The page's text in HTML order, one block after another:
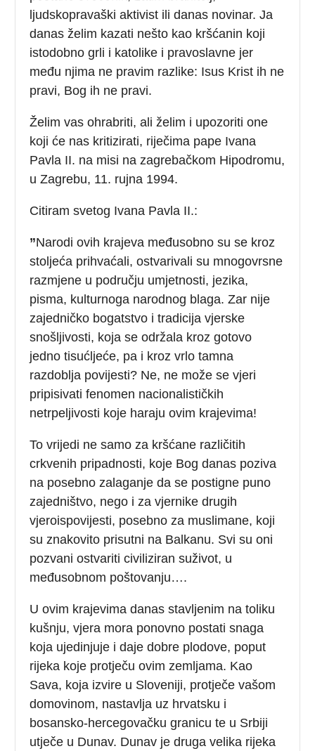
ljudskopravaški aktivist ili danas novinar. Ja
danas želim kazati nešto kao kršćanin koji
istodobno grli i katolike i pravoslavne jer
među njima ne pravim razlike: Isus Krist ih ne
pravi, Bog ih ne pravi.
Želim vas ohrabriti, ali želim i upozoriti one
koji će nas kritizirati, riječima pape Ivana
Pavla II. na misi na zagrebačkom Hipodromu,
u Zagrebu, 11. rujna 1994.
Citiram svetog Ivana Pavla II.:
”Narodi ovih krajeva međusobno su se kroz
stoljeća prihvaćali, ostvarivali su mnogovrsne
razmjene u području umjetnosti, jezika,
pisma, kulturnoga narodnog blaga. Zar nije
zajedničko bogatstvo i tradicija vjerske
snošljivosti, koja se održala kroz gotovo
jedno tisućljeće, pa i kroz vrlo tamna
razdoblja povijesti? Ne, ne može se vjeri
pripisivati fenomen nacionalističkih
netrpeljivosti koje haraju ovim krajevima!
To vrijedi ne samo za kršćane različitih
crkvenih pripadnosti, koje Bog danas poziva
na posebno zalaganje da se postigne puno
zajedništvo, nego i za vjernike drugih
vjeroispovijesti, posebno za muslimane, koji
su znakovito prisutni na Balkanu. Svi su oni
pozvani ostvariti civiliziran suživot, u
međusobnom poštovanju….
U ovim krajevima danas stavljenim na toliku
kušnju, vjera mora ponovno postati snaga
koja ujedinjuje i daje dobre plodove, poput
rijeka koje protječu ovim zemljama. Kao
Sava, koja izvire u Sloveniji, protječe vašom
domovinom, nastavlja uz hrvatsku i
bosansko-hercegovačku granicu te u Srbiji
utječe u Dunav. Dunav je druga velika rijeka